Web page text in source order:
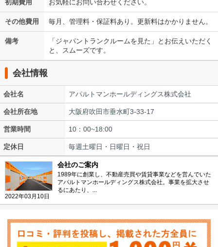
初期費用 お気軽にお問い合わせください。
その他費用 毎月、管理料・保証料あり。更新料はかかりません。
備考
「ジャパントランクルームを見た」とお伝えいただく
と、スムーズです。
会社情報
会社名 アパルトマンホールディングス株式会社
会社所在地 大阪府吹田市垂水町3-33-17
営業時間 10：00~18:00
定休日 毎週土曜日・日曜日・祝日
2022年03月10日
会社のご案内
1989年に創業し、不動産売買や賃貸事業などを営んでいた
アパルトマンホールディングス株式会社。事業を拡大させ
るにあたり、...